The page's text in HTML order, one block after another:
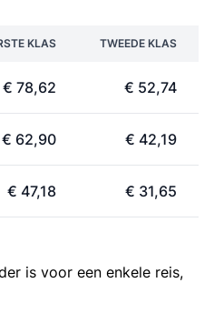
KLAS TWEEDE KLAS
€ 78,62 € 52,74
€ 62,90 € 42,19
€ 47,18 € 31,65
is voor een enkele reis,